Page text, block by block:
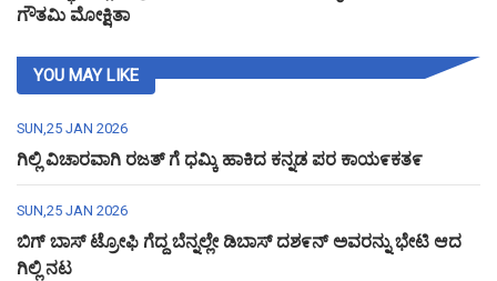
ಗೌತಮಿ ಮೋಕ್ಷಿತಾ
YOU MAY LIKE
SUN,25 JAN 2026
ಗಿಲ್ಲಿ ವಿಚಾರವಾಗಿ ರಜತ್ ಗೆ ಧಮ್ಕಿ ಹಾಕಿದ ಕನ್ನಡ ಪರ ಕಾಯ೯ಕತ೯
SUN,25 JAN 2026
ಬಿಗ್ ಬಾಸ್ ಟ್ರೋಫಿ ಗೆದ್ದ ಬೆನ್ನಲ್ಲೇ ಡಿಬಾಸ್ ದಶ೯ನ್ ಅವರನ್ನು ಭೇಟಿ ಆದ
ಗಿಲ್ಲಿ ನಟ